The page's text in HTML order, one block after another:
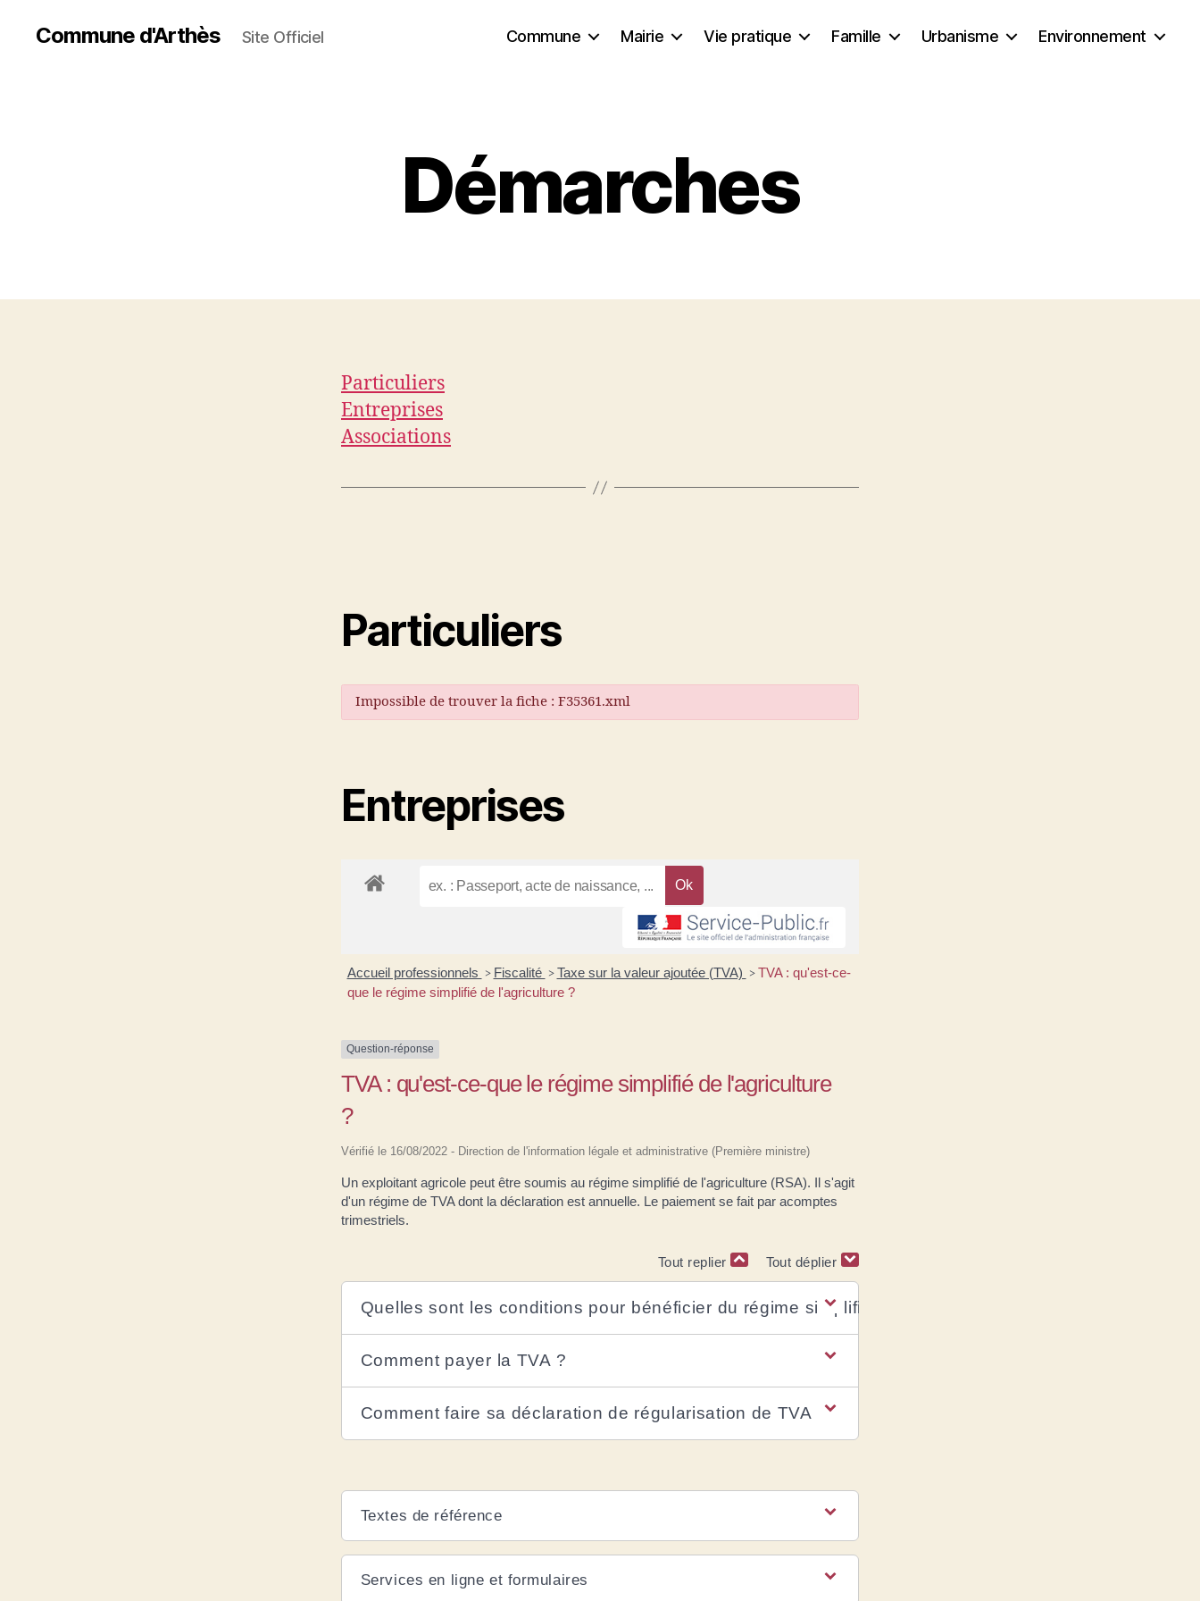
Commune d'Arthès Site Officiel Commune Mairie Vie pratique Famille Urbanisme Environnement
Démarches
Particuliers
Entreprises
Associations
Particuliers
Impossible de trouver la fiche : F35361.xml
Entreprises
Accueil professionnels > Fiscalité > Taxe sur la valeur ajoutée (TVA) > TVA : qu'est-ce-
que le régime simplifié de l'agriculture ?
Question-réponse
TVA : qu'est-ce-que le régime simplifié de l'agriculture
?
Vérifié le 16/08/2022 - Direction de l'information légale et administrative (Première ministre)
Un exploitant agricole peut être soumis au régime simplifié de l'agriculture (RSA). Il s'agit
d'un régime de TVA dont la déclaration est annuelle. Le paiement se fait par acomptes
trimestriels.
Tout replier Tout déplier
Quelles sont les conditions pour bénéficier du régime simplifié de TVA ?
Comment payer la TVA ?
Comment faire sa déclaration de régularisation de TVA ?
Textes de référence
Services en ligne et formulaires